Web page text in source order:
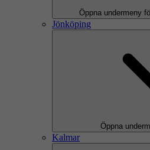
Öppna undermeny
Jönköping
Öppna
Kalmar